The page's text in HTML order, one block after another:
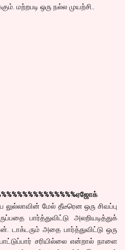
மற்றபடி ஒரு நல்ல முயற்சி..
ஏஜோக்
மேல் தீடீரென ஒரு சிவப்பு
பார்த்துவிட்டு அலறியடித்துக்
டாக்டரும் அதை பார்த்துவிட்டு ஒரு
சரியில்லை என்றால் நாளை